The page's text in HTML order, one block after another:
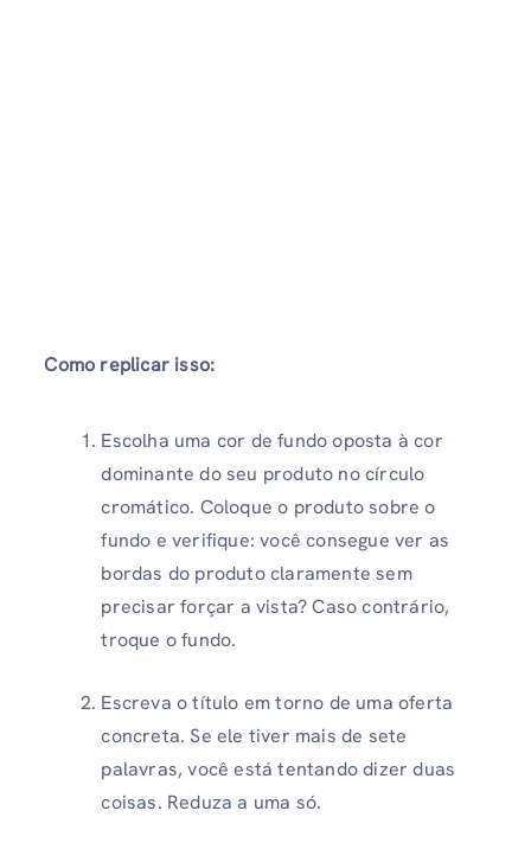
Como replicar isso:
Escolha uma cor de fundo oposta à cor
dominante do seu produto no círculo
cromático. Coloque o produto sobre o
fundo e verifique: você consegue ver as
bordas do produto claramente sem
precisar forçar a vista? Caso contrário,
troque o fundo.
Escreva o título em torno de uma oferta
concreta. Se ele tiver mais de sete
palavras, você está tentando dizer duas
coisas. Reduza a uma só.